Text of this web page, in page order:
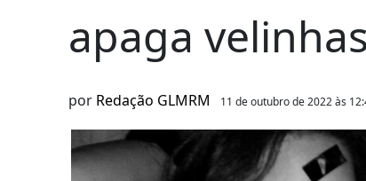
apaga
por Redação GLMRM 11 de outubro de 2022 às